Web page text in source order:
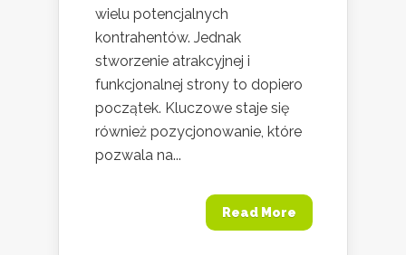
wielu potencjalnych
kontrahentów. Jednak
stworzenie atrakcyjnej i
funkcjonalnej strony to dopiero
początek. Kluczowe staje się
również pozycjonowanie, które
pozwala na...
Read More